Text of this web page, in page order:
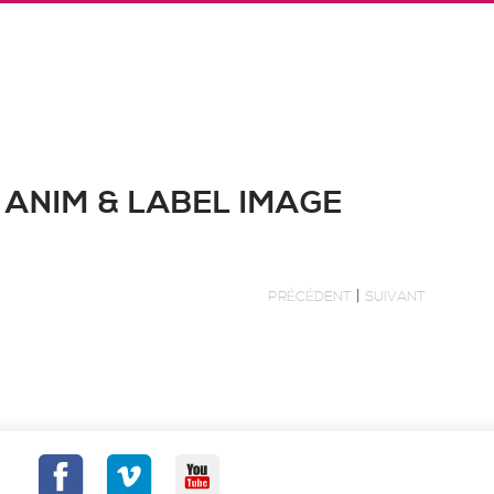
& LABEL IMAGE
PRÉCÉDENT | SUIVANT